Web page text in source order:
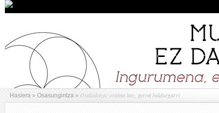
Hasiera » Osasungintza » Osakidetza: oraina latz, geroa beldurgarri